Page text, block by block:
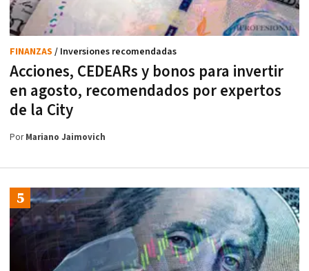
Acciones, CEDEARs y bonos para invertir
en agosto, recomendados por expertos
de la City
FINANZAS / Inversiones recomendadas
PorMariano Jaimovich